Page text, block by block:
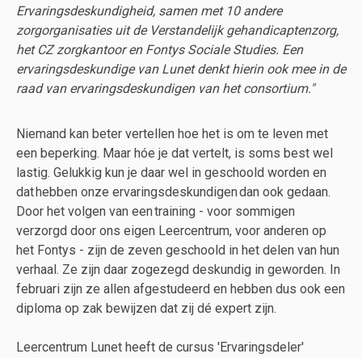
Ervaringsdeskundigheid, samen met 10 andere
zorgorganisaties uit de Verstandelijk gehandicaptenzorg,
het CZ zorgkantoor en Fontys Sociale Studies. Een
ervaringsdeskundige van Lunet denkt hierin ook mee in de
raad van ervaringsdeskundigen van het consortium."
Niemand kan beter vertellen hoe het is om te leven met
een beperking. Maar hóe je dat vertelt, is soms best wel
lastig. Gelukkig kun je daar wel in geschoold worden en
dat hebben onze ervaringsdeskundigen dan ook gedaan.
Door het volgen van een training - voor sommigen
verzorgd door ons eigen Leercentrum, voor anderen op
het Fontys - zijn de zeven geschoold in het delen van hun
verhaal. Ze zijn daar zogezegd deskundig in geworden. In
februari zijn ze allen afgestudeerd en hebben dus ook een
diploma op zak bewijzen dat zij dé expert zijn.
Leercentrum Lunet heeft de cursus 'Ervaringsdeler'